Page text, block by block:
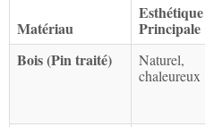
Matériau
Esthétique
Principale
Bois (Pin traité)
Naturel,
chaleureux